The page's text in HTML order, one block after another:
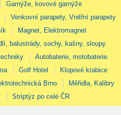
Garnýže, kovové garnýže
Venkovní parapety, Vnitřní parapety
Magnet, Elektromagnet
balustrády, sochy, kašny, sloupy.
Autobaterie, motobaterie
Golf Hotel
Klopové krabice
Brno
Měřidla, Kalibry
Striptýz po celé ČR